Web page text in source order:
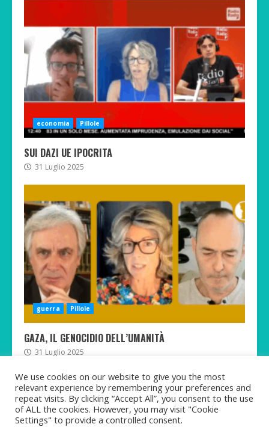
economia Pillole
SUI DAZI UE IPOCRITA
31 Luglio 2025
guerra Pillole
GAZA, IL GENOCIDIO DELL’UMANITÀ
31 Luglio 2025
TwitterTelegramFacebookInstagram
RumbleTikTok
We use cookies on our website to give you the most
relevant experience by remembering your preferences and
repeat visits. By clicking “Accept All”, you consent to the use
of ALL the cookies. However, you may visit "Cookie
Settings" to provide a controlled consent.